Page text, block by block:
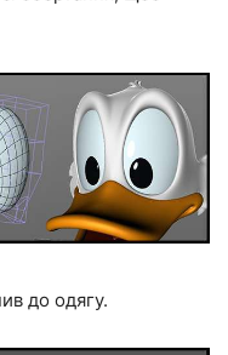
до одягу.